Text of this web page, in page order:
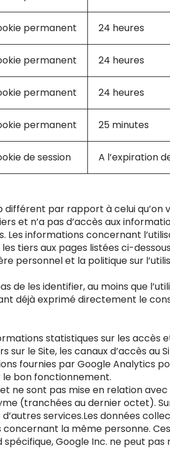
permanent 24 heures
permanent 24 heures
permanent 24 heures
permanent 25 minutes
de session A l’expiration
différent par rapport à celui qu’on
et n’a pas d’accès aux
informations concernant
tiers aux pages listées ci-
et la politique sur
les identifier, au moins que
déjà exprimé directement le
statistiques sur les accès
le Site, les canaux d’accès au
fournies par Google Analytics
le bon fonctionnement.
ne sont pas mise en relation
(tranchées au dernier octet).
services.Les données
la même personne.
Google Inc. ne peut